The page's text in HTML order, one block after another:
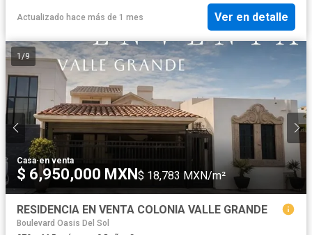
Actualizado hace más de 1 mes Ver en detalle
1/9
Casa·en venta
$ 6,950,000 MXN$ 18,783 MXN/m²
RESIDENCIA EN VENTA COLONIA VALLE GRANDE
Boulevard Oasis Del Sol